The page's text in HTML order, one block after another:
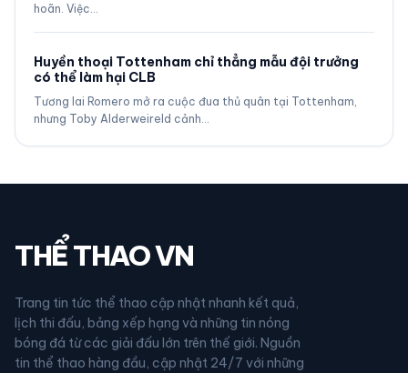
hoãn. Việc…
Huyền thoại Tottenham chỉ thẳng mẫu đội trưởng
có thể làm hại CLB
Tương lai Romero mở ra cuộc đua thủ quân tại Tottenham,
nhưng Toby Alderweireld cảnh…
THỂ THAO VN
Trang tin tức thể thao cập nhật nhanh kết quả,
lịch thi đấu, bảng xếp hạng và những tin nóng
bóng đá từ các giải đấu lớn trên thế giới. Nguồn
tin thể thao hàng đầu, cập nhật 24/7 với những